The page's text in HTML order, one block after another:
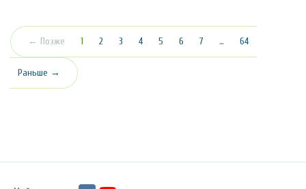
← Позже 1 (текущая)
2 3 4 5 6 7 … 64
Раньше →